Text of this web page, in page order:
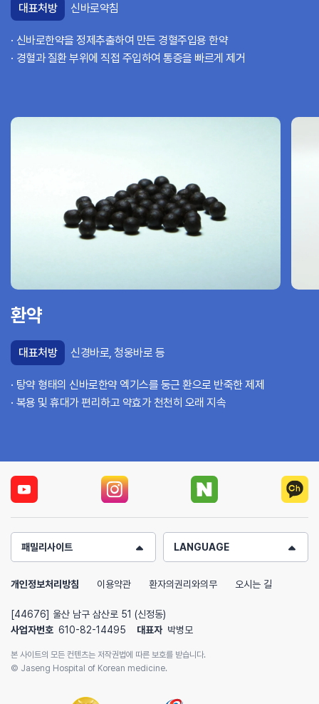
대표처방 신바로약침
신바로한약을 정제추출하여 만든 경혈주입용 한약
경혈과 질환 부위에 직접 주입하여 통증을 빠르게 제거
환약
대표처방 신경바로, 청웅바로 등
탕약 형태의 신바로한약 엑기스를 둥근 환으로 반죽한 제제
복용 및 휴대가 편리하고 약효가 천천히 오래 지속
패밀리사이트 LANGUAGE
개인정보처리방침 이용약관 환자의권리와의무 오시는 길
[44676] 울산 남구 삼산로 51 (신정동)
사업자번호 610-82-14495 대표자 박병모
본 사이트의 모든 컨텐츠는 저작권법에 따른 보호를 받습니다.
© Jaseng Hospital of Korean medicine.